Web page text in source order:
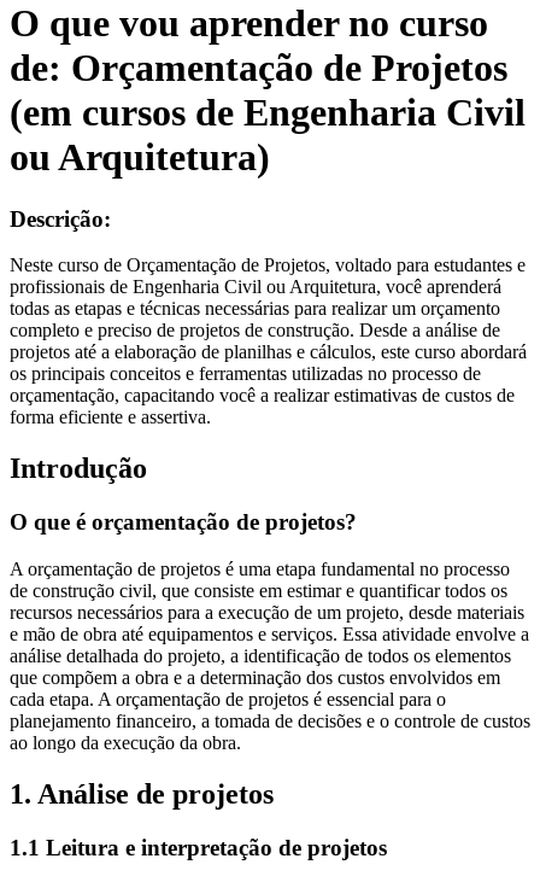
O que vou aprender no curso
de: Orçamentação de Projetos
(em cursos de Engenharia Civil
ou Arquitetura)
Descrição:
Neste curso de Orçamentação de Projetos, voltado para estudantes e
profissionais de Engenharia Civil ou Arquitetura, você aprenderá
todas as etapas e técnicas necessárias para realizar um orçamento
completo e preciso de projetos de construção. Desde a análise de
projetos até a elaboração de planilhas e cálculos, este curso abordará
os principais conceitos e ferramentas utilizadas no processo de
orçamentação, capacitando você a realizar estimativas de custos de
forma eficiente e assertiva.
Introdução
O que é orçamentação de projetos?
A orçamentação de projetos é uma etapa fundamental no processo
de construção civil, que consiste em estimar e quantificar todos os
recursos necessários para a execução de um projeto, desde materiais
e mão de obra até equipamentos e serviços. Essa atividade envolve a
análise detalhada do projeto, a identificação de todos os elementos
que compõem a obra e a determinação dos custos envolvidos em
cada etapa. A orçamentação de projetos é essencial para o
planejamento financeiro, a tomada de decisões e o controle de custos
ao longo da execução da obra.
1. Análise de projetos
1.1 Leitura e interpretação de projetos